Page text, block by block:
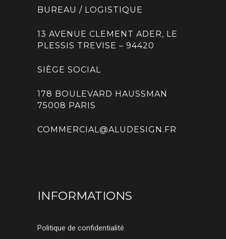
BUREAU / LOGISTIQUE
13 AVENUE CLEMENT ADER, LE
PLESSIS TREVISE – 94420
SIÈGE SOCIAL
178 BOULEVARD HAUSSMAN
75008 PARIS
COMMERCIAL@ALUDESIGN.FR
INFORMATIONS
Politique de confidentialité